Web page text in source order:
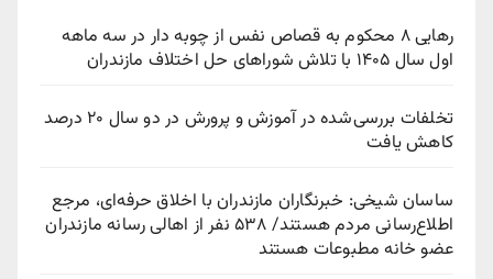
رهایی ۸ محکوم به قصاص نفس از چوبه‌ دار در سه ماهه
اول سال ۱۴۰۵ با تلاش شوراهای حل اختلاف مازندران
تخلفات بررسی‌شده در آموزش و پرورش در دو سال ۲۰ درصد
کاهش یافت
ساسان شیخی: خبرنگاران مازندران با اخلاق حرفه‌ای، مرجع
اطلاع‌رسانی مردم هستند/ ۵۳۸ نفر از اهالی رسانه مازندران
عضو خانه مطبوعات هستند